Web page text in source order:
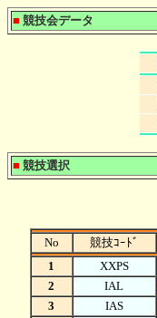
■ 競技会データ
■ 競技選択
No 競技ｺｰﾄﾞ
1
XXPS
2
IAL
3
IAS